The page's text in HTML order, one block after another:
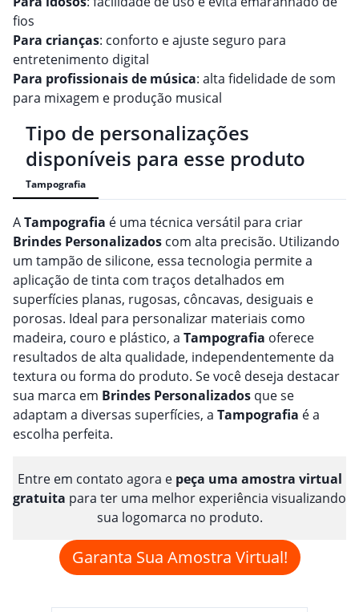
fios
Para crianças: conforto e ajuste seguro para
entretenimento digital
Para profissionais de música: alta fidelidade de som
para mixagem e produção musical
Tipo de personalizações
disponíveis para esse produto
Tampografia
ATampografia é uma técnica versátil para criar
Brindes Personalizados com alta precisão. Utilizando
um tampão de silicone, essa tecnologia permite a
aplicação de tinta com traços detalhados em
superfícies planas, rugosas, côncavas, desiguais e
porosas. Ideal para personalizar materiais como
madeira, couro e plástico, a Tampografia oferece
resultados de alta qualidade, independentemente da
textura ou forma do produto. Se você deseja destacar
sua marca em Brindes Personalizados que se
adaptam a diversas superfícies, a Tampografia é a
escolha perfeita.
Entre em contato agora e peça uma amostra virtual
gratuita para ter uma melhor experiência visualizando
sua logomarca no produto.
Garanta Sua Amostra Virtual!